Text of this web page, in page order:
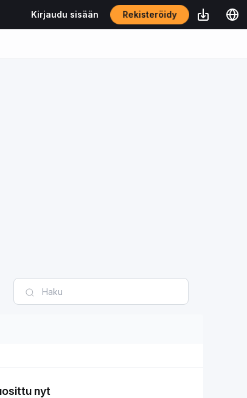
Kirjaudu sisään Rekisteröidy
nyt